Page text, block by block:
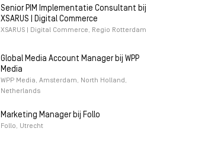
Senior PIM Implementatie Consultant bij
XSARUS | Digital Commerce
XSARUS | Digital Commerce, Regio Rotterdam
Global Media Account Manager bij WPP
Media
WPP Media, Amsterdam, North Holland,
Netherlands
Marketing Manager bij Follo
Follo, Utrecht